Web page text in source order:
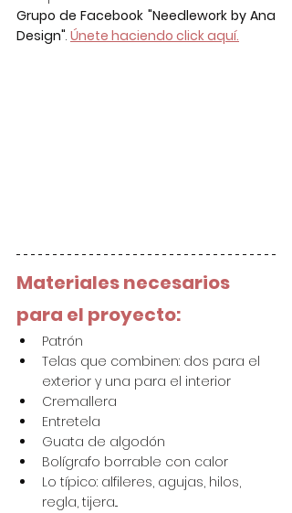
Grupo de Facebook "Needlework by Ana
Design". Únete haciendo click aquí.
Materiales necesarios
para el proyecto:
Patrón
Telas que combinen: dos para el
exterior y una para el interior
Cremallera
Entretela
Guata de algodón
Bolígrafo borrable con calor
Lo típico: alfileres, agujas, hilos,
regla, tijera...